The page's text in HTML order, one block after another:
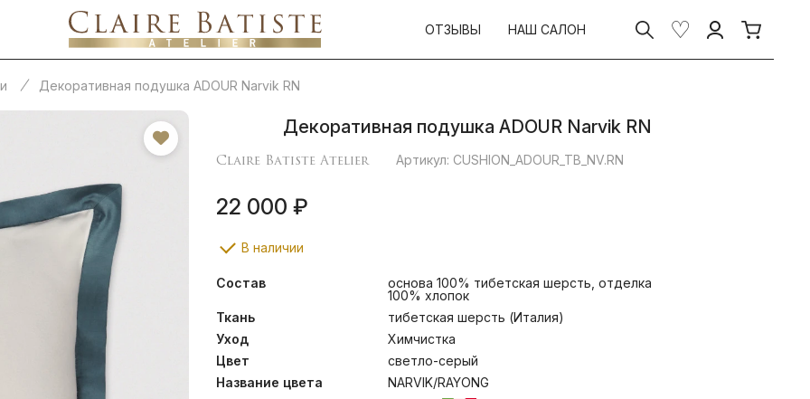
ОТЗЫВЫ НАШ САЛОН
Декоративная подушка ADOUR Narvik RN
Декоративная подушка ADOUR Narvik RN
Claire Batiste Atelier Артикул: CUSHION_ADOUR_TB_NV.RN
22 000 ₽
В наличии
Состав
основа 100% тибетская шерсть, отделка
100% хлопок
Ткань
тибетская шерсть (Италия)
Уход
Химчистка
Цвет
светло-серый
Название цвета
NARVIK/RAYONG